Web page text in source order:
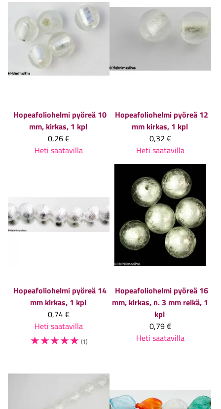
Hopeafoliohelmi pyöreä 10
mm, kirkas, 1 kpl
0,26 €
Heti saatavilla
Hopeafoliohelmi pyöreä 12
mm kirkas, 1 kpl
0,32 €
Heti saatavilla
Hopeafoliohelmi pyöreä 14
mm kirkas, 1 kpl
0,74 €
Heti saatavilla
☆☆☆☆☆ (1)
Hopeafoliohelmi pyöreä 16
mm, kirkas, n. 3 mm reikä, 1
kpl
0,79 €
Heti saatavilla